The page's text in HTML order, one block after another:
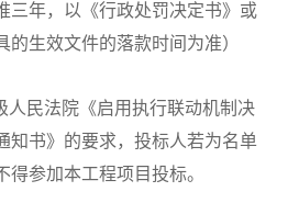
三年，以《行政处罚决定书》或
的生效文件的落款时间为准）
人民法院《启用执行联动机制决
知书》的要求，投标人若为名单
得参加本工程项目投标。